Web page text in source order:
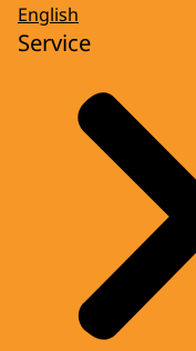
English
Service